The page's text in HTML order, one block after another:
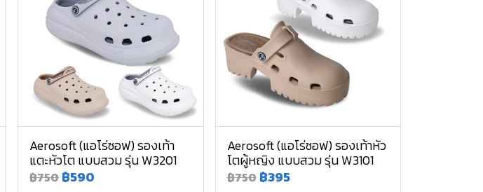
Aerosoft (แอโร่ซอฟ) รองเท้า
แตะหัวโต แบบสวม รุ่น W3201
฿750 ฿590
Aerosoft (แอโร่ซอฟ) รองเท้าหัว
โตผู้หญิง แบบสวม รุ่น W3101
฿750 ฿395